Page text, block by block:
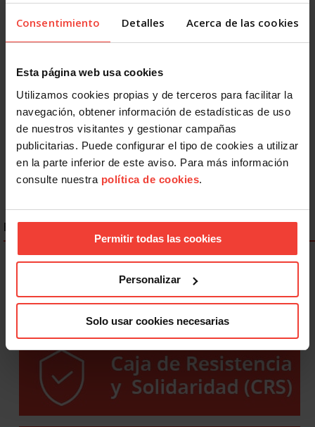
Consentimiento Detalles Acerca de las cookies
Esta página web usa cookies
Utilizamos cookies propias y de terceros para facilitar la
navegación, obtener información de estadísticas de uso
de nuestros visitantes y gestionar campañas
publicitarias. Puede configurar el tipo de cookies a utilizar
en la parte inferior de este aviso. Para más información
consulte nuestra política de cookies.
Permitir todas las cookies
Personalizar
Solo usar cookies necesarias
Igualdad
Discriminación LGTBIQ+: el 77,8% del colectivo oculta su
identidad en el trabajo
26 JUNIO, 2026
ENLACES DESTACADOS